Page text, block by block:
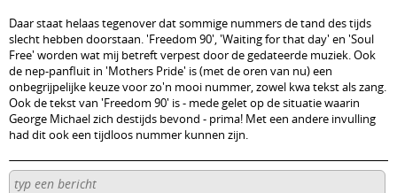
Daar staat helaas tegenover dat sommige nummers de tand des tijds
slecht hebben doorstaan. 'Freedom 90', 'Waiting for that day' en 'Soul
Free' worden wat mij betreft verpest door de gedateerde muziek. Ook
de nep-panfluit in 'Mothers Pride' is (met de oren van nu) een
onbegrijpelijke keuze voor zo'n mooi nummer, zowel kwa tekst als zang.
Ook de tekst van 'Freedom 90' is - mede gelet op de situatie waarin
George Michael zich destijds bevond - prima! Met een andere invulling
had dit ook een tijdloos nummer kunnen zijn.